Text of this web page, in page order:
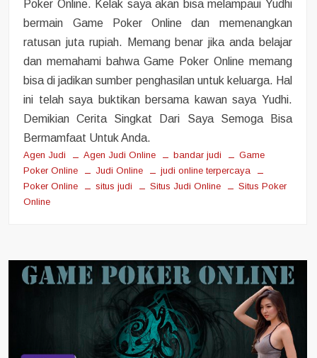
Poker Online. Kelak saya akan bisa melampaui Yudhi
bermain Game Poker Online dan memenangkan
ratusan juta rupiah. Memang benar jika anda belajar
dan memahami bahwa Game Poker Online memang
bisa di jadikan sumber penghasilan untuk keluarga. Hal
ini telah saya buktikan bersama kawan saya Yudhi.
Demikian Cerita Singkat Dari Saya Semoga Bisa
Bermamfaat Untuk Anda.
Agen Judi Agen Judi Online bandar judi
Game
Poker Online
Judi Online
judi online terpercaya
Poker Online
situs judi Situs Judi Online
Situs Poker
Online